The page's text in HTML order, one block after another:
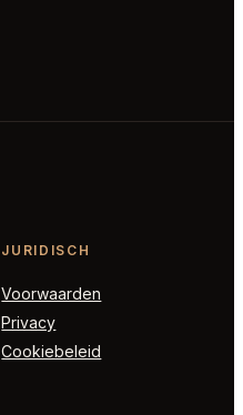
JURIDISCH
Voorwaarden
Privacy
Cookiebeleid